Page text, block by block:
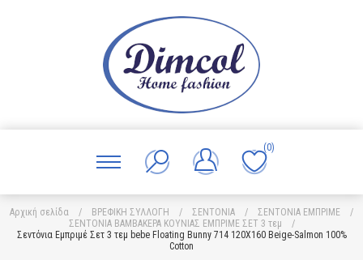
(0)
Αρχική σελίδα / ΒΡΕΦΙΚΗ ΣΥΛΛΟΓΗ / ΣΕΝΤΟΝΙΑ / ΣΕΝΤΟΝΙΑ ΕΜΠΡΙΜΕ
/
ΣΕΝΤΟΝΙΑ ΒΑΜΒΑΚΕΡΑ ΚΟΥΝΙΑΣ ΕΜΠΡΙΜΕ ΣΕΤ 3 τεμ
/
Σεντόνια Εμπριμέ Σετ 3 τεμ bebe Floating Bunny 714 120X160 Beige-Salmon 100%
Cotton